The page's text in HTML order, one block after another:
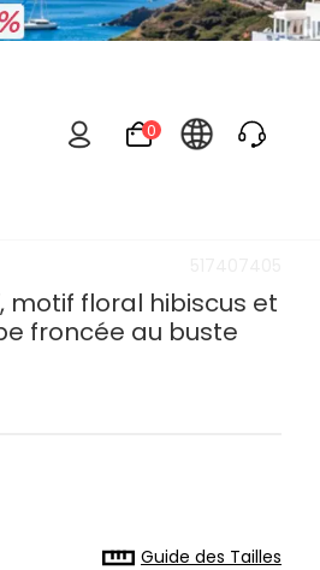
0
motif floral hibiscus et
froncée au buste
Guide des Tailles